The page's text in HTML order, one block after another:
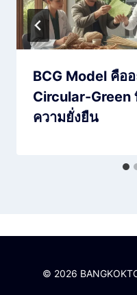
BCG Model คือ
Circular-Green
ความยั่งยืน
© 2026